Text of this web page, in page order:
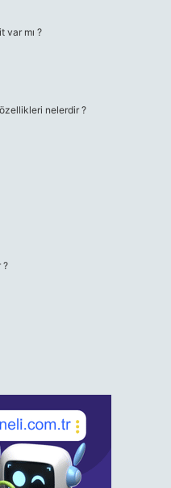
var mı ?
özellikleri nelerdir ?
?